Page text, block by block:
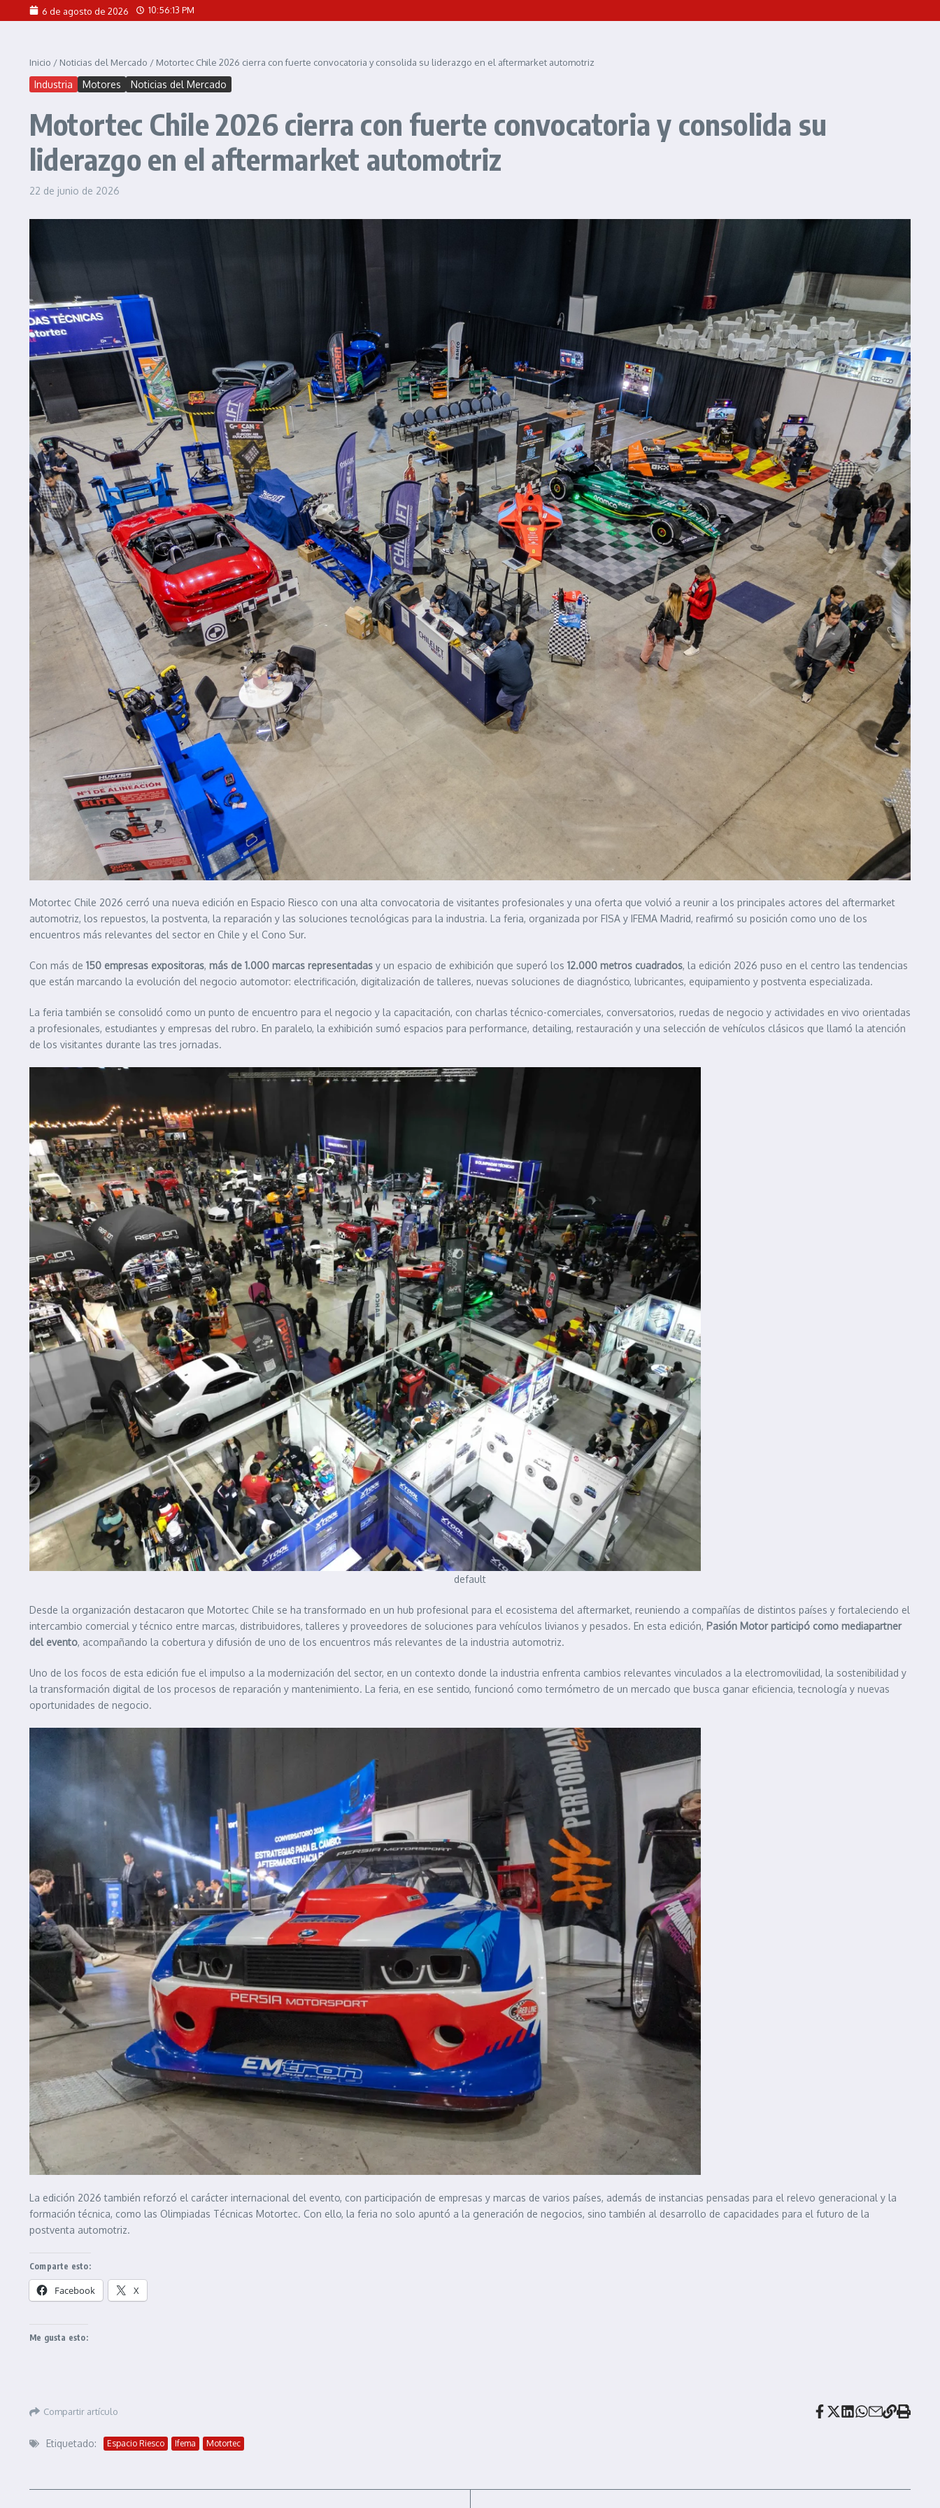
Saltar al contenido6 de agosto de 2026 10:56:16 PM
Inicio / Noticias del Mercado / Motortec Chile 2026 cierra con fuerte convocatoria y consolida su liderazgo en el aftermarket automotriz
Industria Motores Noticias del Mercado
Motortec Chile 2026 cierra con fuerte convocatoria y consolida su
liderazgo en el aftermarket automotriz
22 de junio de 2026
Motortec Chile 2026 cerró una nueva edición en Espacio Riesco con una alta convocatoria de visitantes profesionales y una oferta que volvió a reunir a los principales actores del aftermarket
automotriz, los repuestos, la postventa, la reparación y las soluciones tecnológicas para la industria. La feria, organizada por FISA y IFEMA Madrid, reafirmó su posición como uno de los
encuentros más relevantes del sector en Chile y el Cono Sur.
Con más de 150 empresas expositoras, más de 1.000 marcas representadas y un espacio de exhibición que superó los 12.000 metros cuadrados, la edición 2026 puso en el centro las tendencias
que están marcando la evolución del negocio automotor: electrificación, digitalización de talleres, nuevas soluciones de diagnóstico, lubricantes, equipamiento y postventa especializada.
La feria también se consolidó como un punto de encuentro para el negocio y la capacitación, con charlas técnico-comerciales, conversatorios, ruedas de negocio y actividades en vivo orientadas
a profesionales, estudiantes y empresas del rubro. En paralelo, la exhibición sumó espacios para performance, detailing, restauración y una selección de vehículos clásicos que llamó la atención
de los visitantes durante las tres jornadas.
default
Desde la organización destacaron que Motortec Chile se ha transformado en un hub profesional para el ecosistema del aftermarket, reuniendo a compañías de distintos países y fortaleciendo el
intercambio comercial y técnico entre marcas, distribuidores, talleres y proveedores de soluciones para vehículos livianos y pesados. En esta edición, Pasión Motor participó como mediapartner
del evento, acompañando la cobertura y difusión de uno de los encuentros más relevantes de la industria automotriz.
Uno de los focos de esta edición fue el impulso a la modernización del sector, en un contexto donde la industria enfrenta cambios relevantes vinculados a la electromovilidad, la sostenibilidad y
la transformación digital de los procesos de reparación y mantenimiento. La feria, en ese sentido, funcionó como termómetro de un mercado que busca ganar eficiencia, tecnología y nuevas
oportunidades de negocio.
La edición 2026 también reforzó el carácter internacional del evento, con participación de empresas y marcas de varios países, además de instancias pensadas para el relevo generacional y la
formación técnica, como las Olimpiadas Técnicas Motortec. Con ello, la feria no solo apuntó a la generación de negocios, sino también al desarrollo de capacidades para el futuro de la
postventa automotriz.
Comparte esto:
Facebook X
Me gusta esto:
Compartir artículo
Etiquetado: Espacio Riesco Ifema Motortec